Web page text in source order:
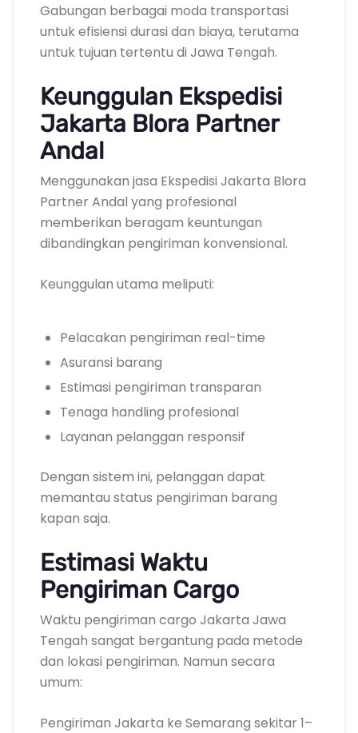
Gabungan berbagai moda transportasi
untuk efisiensi durasi dan biaya, terutama
untuk tujuan tertentu di Jawa Tengah.
Keunggulan Ekspedisi
Jakarta Blora Partner
Andal
Menggunakan jasa Ekspedisi Jakarta Blora
Partner Andal yang profesional
memberikan beragam keuntungan
dibandingkan pengiriman konvensional.
Keunggulan utama meliputi:
Pelacakan pengiriman real-time
Asuransi barang
Estimasi pengiriman transparan
Tenaga handling profesional
Layanan pelanggan responsif
Dengan sistem ini, pelanggan dapat
memantau status pengiriman barang
kapan saja.
Estimasi Waktu
Pengiriman Cargo
Waktu pengiriman cargo Jakarta Jawa
Tengah sangat bergantung pada metode
dan lokasi pengiriman. Namun secara
umum:
Pengiriman Jakarta ke Semarang sekitar 1–